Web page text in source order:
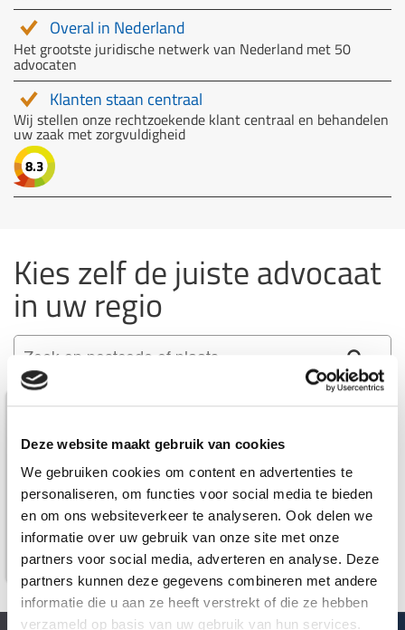
Deze website maakt gebruik van cookies
We gebruiken cookies om content en advertenties te
personaliseren, om functies voor social media te bieden
en om ons websiteverkeer te analyseren. Ook delen we
informatie over uw gebruik van onze site met onze
partners voor social media, adverteren en analyse. Deze
partners kunnen deze gegevens combineren met andere
informatie die u aan ze heeft verstrekt of die ze hebben
verzameld op basis van uw gebruik van hun services.
Overal in Nederland
Het grootste juridische netwerk van Nederland met 50
advocaten
Klanten staan centraal
Wij stellen onze rechtzoekende klant centraal en behandelen
uw zaak met zorgvuldigheid
8.3
Kies zelf de juiste advocaat
in uw regio
Van Diepen Van der Kroef
Amsterdam
088 - 629 00 40
Bekijk profiel